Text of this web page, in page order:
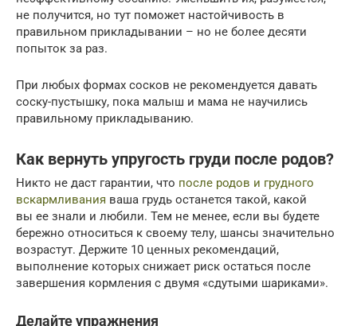
не получится, но тут поможет настойчивость в
правильном прикладывании – но не более десяти
попыток за раз.
При любых формах сосков не рекомендуется давать
соску-пустышку, пока малыш и мама не научились
правильному прикладыванию.
Как вернуть упругость груди после родов?
Никто не даст гарантии, что после родов и грудного
вскармливания ваша грудь останется такой, какой
вы ее знали и любили. Тем не менее, если вы будете
бережно относиться к своему телу, шансы значительно
возрастут. Держите 10 ценных рекомендаций,
выполнение которых снижает риск остаться после
завершения кормления с двумя «сдутыми шариками».
Делайте упражнения